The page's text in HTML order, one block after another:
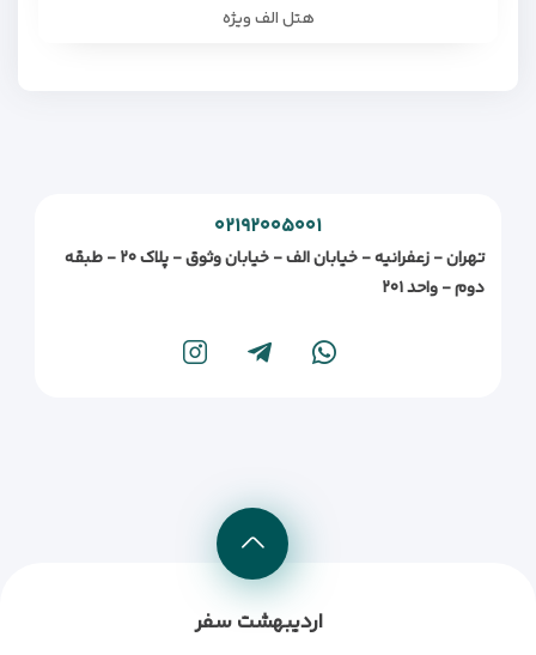
هتل الف ویژه
۰۲۱۹۲۰۰۵۰۰۱
تهران - زعفرانیه - خیابان الف - خیابان وثوق - پلاک ۲۰ - طبقه
دوم - واحد ۲۰۱
اردیبهشت سفر